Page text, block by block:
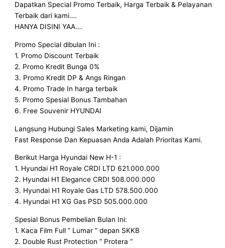
Dapatkan Special Promo Terbaik, Harga Terbaik & Pelayanan
Terbaik dari kami….
HANYA DISINI YAA….
Promo Special dibulan Ini :
1. Promo Discount Terbaik
2. Promo Kredit Bunga 0%
3. Promo Kredit DP & Angs Ringan
4. Promo Trade In harga terbaik
5. Promo Spesial Bonus Tambahan
6. Free Souvenir HYUNDAI
Langsung Hubungi Sales Marketing kami, Dijamin
Fast Response Dan Kepuasan Anda Adalah Prioritas Kami.
Berikut Harga Hyundai New H-1 :
1. Hyundai H1 Royale CRDI LTD 621.000.000
2. Hyundai H1 Elegance CRDI 508.000.000
3. Hyundai H1 Royale Gas LTD 578.500.000
4. Hyundai H1 XG Gas PSD 505.000.000
Spesial Bonus Pembelian Bulan Ini:
1. Kaca Film Full ” Lumar ” depan SKKB
2. Double Rust Protection ” Protera “